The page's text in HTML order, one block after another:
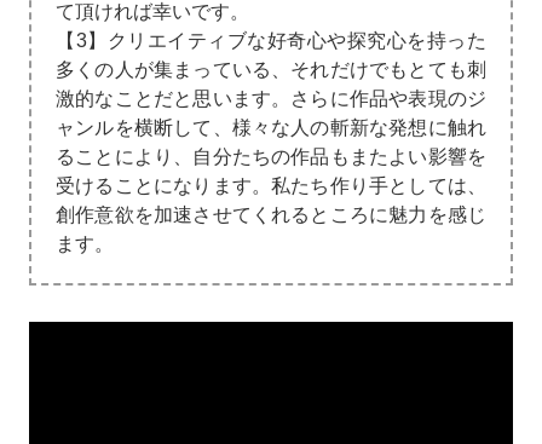
て頂ければ幸いです。
【3】クリエイティブな好奇心や探究心を持った
多くの人が集まっている、それだけでもとても刺
激的なことだと思います。さらに作品や表現のジ
ャンルを横断して、様々な人の斬新な発想に触れ
ることにより、自分たちの作品もまたよい影響を
受けることになります。私たち作り手としては、
創作意欲を加速させてくれるところに魅力を感じ
ます。